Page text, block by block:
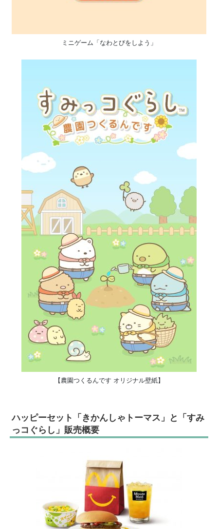
ミニゲーム「なわとびをしよう」
【農園つくるんです オリジナル壁紙】
ハッピーセット「きかんしゃトーマス」と「すみ
っコぐらし」 販売概要